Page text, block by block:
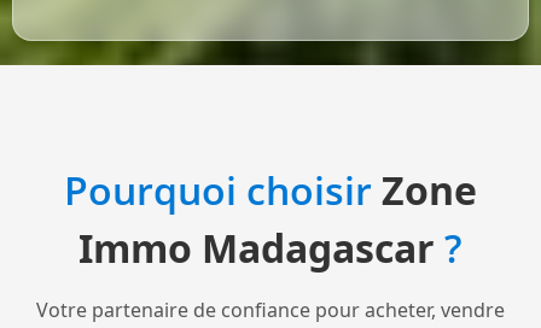
Pourquoi choisirZone
Immo Madagascar ?
Votre partenaire de confiance pour acheter, vendre